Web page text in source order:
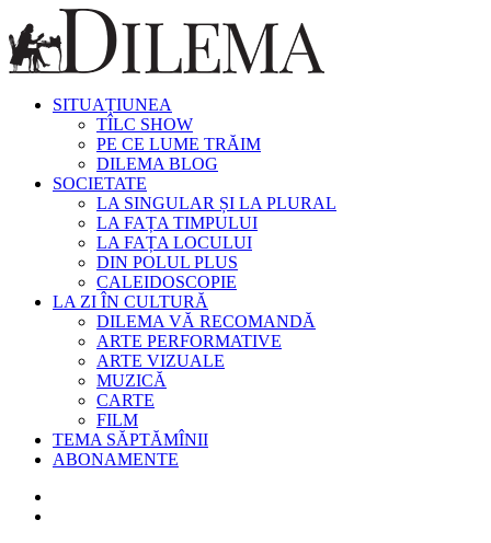
SITUAȚIUNEA
TÎLC SHOW
PE CE LUME TRĂIM
DILEMA BLOG
SOCIETATE
LA SINGULAR ȘI LA PLURAL
LA FAȚA TIMPULUI
LA FAȚA LOCULUI
DIN POLUL PLUS
CALEIDOSCOPIE
LA ZI ÎN CULTURĂ
DILEMA VĂ RECOMANDĂ
ARTE PERFORMATIVE
ARTE VIZUALE
MUZICĂ
CARTE
FILM
TEMA SĂPTĂMÎNII
ABONAMENTE